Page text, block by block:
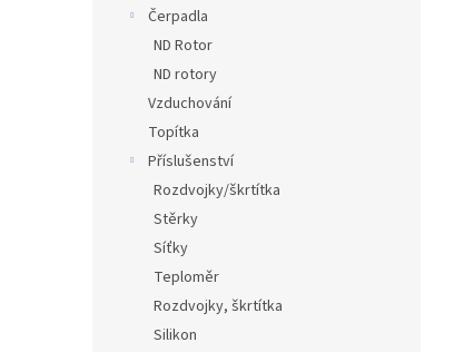
Čerpadla
ND Rotor
ND rotory
Vzduchování
Topítka
Příslušenství
Rozdvojky/škrtítka
Stěrky
Síťky
Teploměr
Rozdvojky, škrtítka
Silikon